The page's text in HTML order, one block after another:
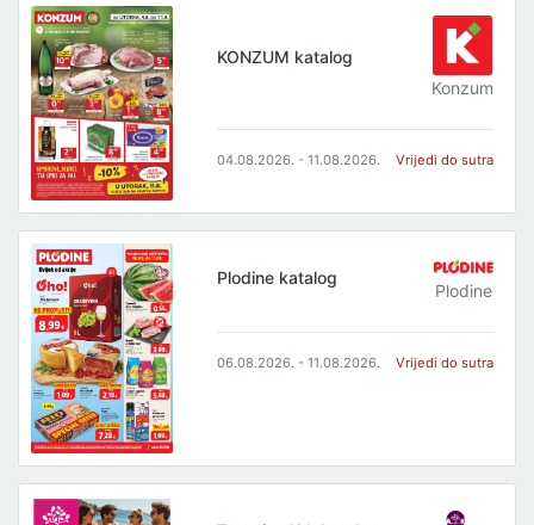
KONZUM katalog
Konzum
04.08.2026. - 11.08.2026. Vrijedi do sutra
Plodine katalog
Plodine
06.08.2026. - 11.08.2026. Vrijedi do sutra